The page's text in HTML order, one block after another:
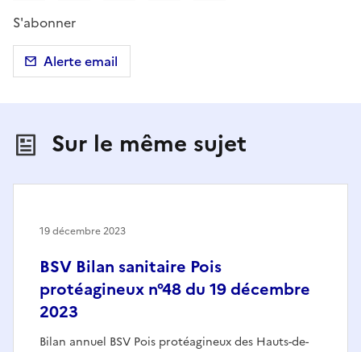
S'abonner
Alerte email
Sur le même sujet
BSV Bilan sanitaire Pois
protéagineux n°48 du 19 décembre
2023
Bilan annuel BSV Pois protéagineux des Hauts-de-
19 décembre 2023